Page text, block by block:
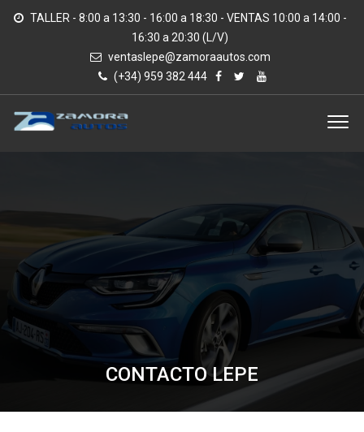
TALLER - 8:00 a 13:30 - 16:00 a 18:30 - VENTAS 10:00 a 14:00 -
16:30 a 20:30 (L/V)
ventaslepe@zamoraautos.com
(+34) 959 382 444
CONTACTO LEPE